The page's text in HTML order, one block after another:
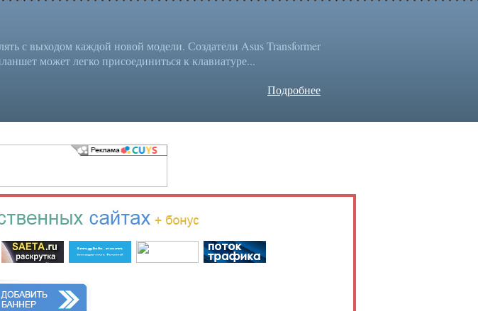
с выходом каждой новой модели. Создатели Asus Transformer
может легко присоединиться к клавиатуре...
Подробнее